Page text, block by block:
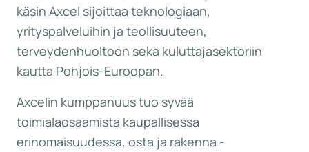
käsin Axcel sijoittaa teknologiaan,
yrityspalveluihin ja teollisuuteen,
terveydenhuoltoon sekä kuluttajasektoriin
kautta Pohjois-Euroopan.
Axcelin kumppanuus tuo syvää
toimialaosaamista kaupallisessa
erinomaisuudessa, osta ja rakenna -